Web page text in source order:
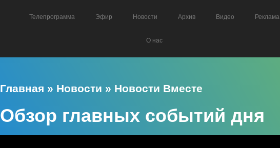
Телепрограмма Эфир Новости Архив Видео Реклама
О нас
Главная » Новости » Новости Вместе
Обзор главных событий дня